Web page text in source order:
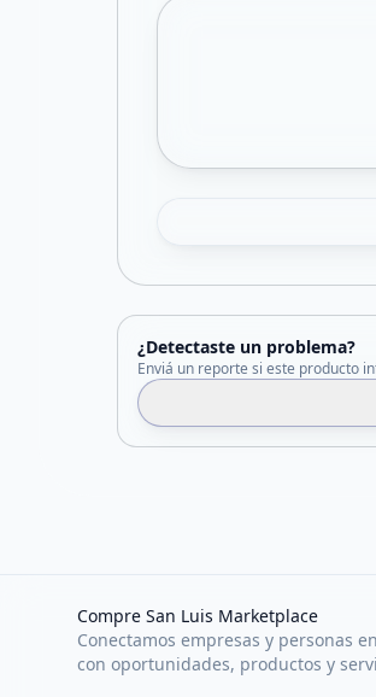
¿Detectaste un problema?
Enviá un reporte si este producto
Compre San Luis Marketplace
Conectamos empresas y personas
con oportunidades, productos y